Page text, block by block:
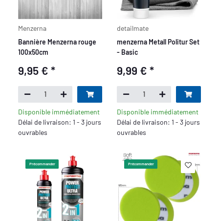
Menzerna
Bannière Menzerna rouge
100x50cm
9,95 €*
Disponible immédiatement
Délai de livraison: 1 - 3 jours
ouvrables
detailmate
menzerna Metall Politur Set
- Basic
9,99 € *
Disponible immédiatement
Délai de livraison: 1 - 3 jours
ouvrables
Précommander Précommander